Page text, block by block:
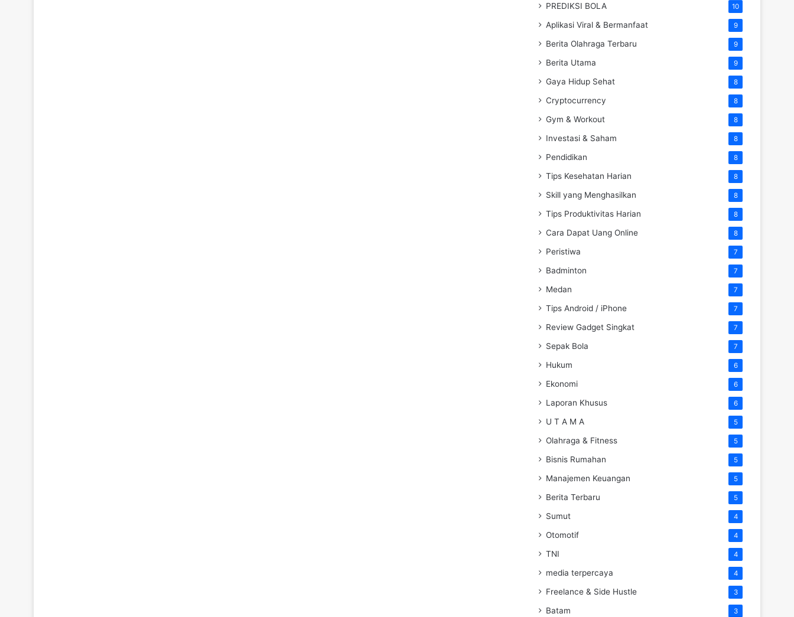
PREDIKSI BOLA 10
Aplikasi Viral & Bermanfaat 9
Berita Olahraga Terbaru 9
Berita Utama 9
Gaya Hidup Sehat 8
Cryptocurrency 8
Gym & Workout 8
Investasi & Saham 8
Pendidikan 8
Tips Kesehatan Harian 8
Skill yang Menghasilkan 8
Tips Produktivitas Harian 8
Cara Dapat Uang Online 8
Peristiwa 7
Badminton 7
Medan 7
Tips Android / iPhone 7
Review Gadget Singkat 7
Sepak Bola 7
Hukum 6
Ekonomi 6
Laporan Khusus 6
U T A M A 5
Olahraga & Fitness 5
Bisnis Rumahan 5
Manajemen Keuangan 5
Berita Terbaru 5
Sumut 4
Otomotif 4
TNI 4
media terpercaya 4
Freelance & Side Hustle 3
Batam 3